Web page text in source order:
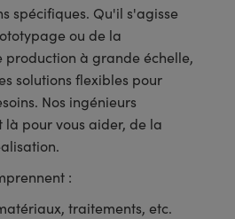
spécifiques. Qu'il s'agisse
ou de la
à grande échelle,
solutions flexibles pour
Nos ingénieurs
là pour vous aider, de la
:
traitements, etc.